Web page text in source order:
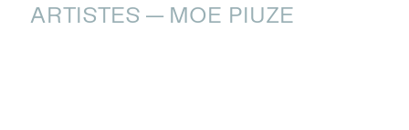
ARTISTES — MOE PIUZE